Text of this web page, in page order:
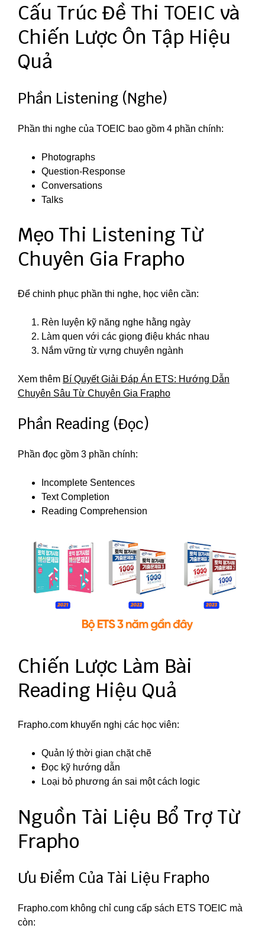
Cấu Trúc Đề Thi TOEIC và
Chiến Lược Ôn Tập Hiệu
Quả
Phần Listening (Nghe)
Phần thi nghe của TOEIC bao gồm 4 phần chính:
Photographs
Question-Response
Conversations
Talks
Mẹo Thi Listening Từ
Chuyên Gia Frapho
Để chinh phục phần thi nghe, học viên cần:
Rèn luyện kỹ năng nghe hằng ngày
Làm quen với các giọng điệu khác nhau
Nắm vững từ vựng chuyên ngành
Xem thêm Bí Quyết Giải Đáp Án ETS: Hướng Dẫn
Chuyên Sâu Từ Chuyên Gia Frapho
Phần Reading (Đọc)
Phần đọc gồm 3 phần chính:
Incomplete Sentences
Text Completion
Reading Comprehension
Chiến Lược Làm Bài
Reading Hiệu Quả
Frapho.com khuyến nghị các học viên:
Quản lý thời gian chặt chẽ
Đọc kỹ hướng dẫn
Loại bỏ phương án sai một cách logic
Nguồn Tài Liệu Bổ Trợ Từ
Frapho
Ưu Điểm Của Tài Liệu Frapho
Frapho.com không chỉ cung cấp sách ETS TOEIC mà
còn: